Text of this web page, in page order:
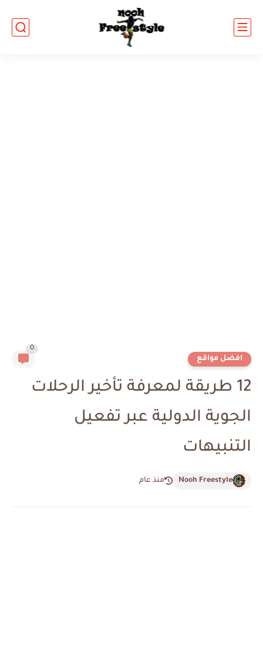
افضل مواقع
0
12 طريقة لمعرفة تأخير الرحلات
الجوية الدولية عبر تفعيل
التنبيهات
Nooh Freestyle منذ عام